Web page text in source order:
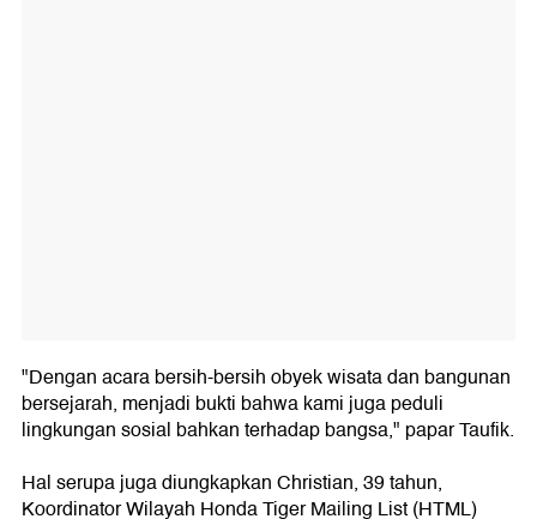
"Dengan acara bersih-bersih obyek wisata dan bangunan
bersejarah, menjadi bukti bahwa kami juga peduli
lingkungan sosial bahkan terhadap bangsa," papar Taufik.
Hal serupa juga diungkapkan Christian, 39 tahun,
Koordinator Wilayah Honda Tiger Mailing List (HTML)